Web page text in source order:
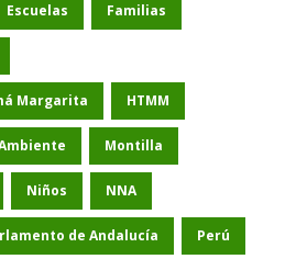
Escuelas Familias
Margarita HTMM
Montilla
Niños NNA
de Andalucía Perú